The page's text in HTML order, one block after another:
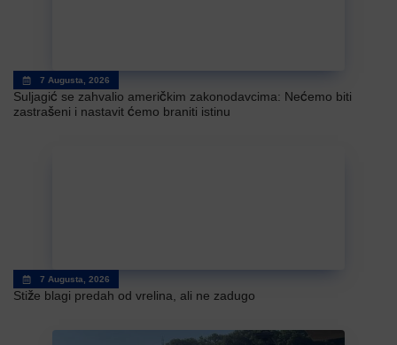
7 Augusta, 2026
Suljagić se zahvalio američkim zakonodavcima: Nećemo biti
zastrašeni i nastavit ćemo braniti istinu
7 Augusta, 2026
Stiže blagi predah od vrelina, ali ne zadugo